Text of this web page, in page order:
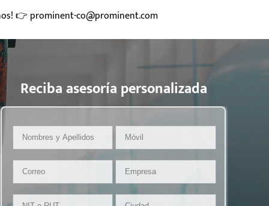
👉 prominent-co@prominent.com
Reciba asesoría personalizada